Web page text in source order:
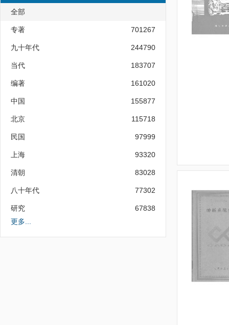
全部
专著 701267
九十年代 244790
当代 183707
编著 161020
中国 155877
北京 115718
民国 97999
上海 93320
清朝 83028
八十年代 77302
研究
67838
更多...